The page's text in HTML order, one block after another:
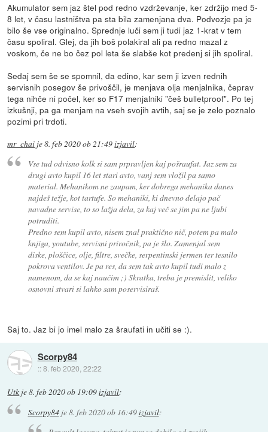
Akumulator sem jaz štel pod redno vzdrževanje, ker zdržijo med 5-
8 let, v času lastništva pa sta bila zamenjana dva. Podvozje pa je
bilo še vse originalno. Sprednje luči sem ji tudi jaz 1-krat v tem
času spoliral. Glej, da jih boš polakiral ali pa redno mazal z
voskom, če ne bo čez pol leta še slabše kot predenj si jih spoliral.
Sedaj sem še se spomnil, da edino, kar sem ji izven rednih
servisnih posegov še privoščil, je menjava olja menjalnika, čeprav
tega nihče ni počel, ker so F17 menjalniki "češ bulletproof". Po tej
izkušnji, pa ga menjam na vseh svojih avtih, saj se je zelo poznalo
pozimi pri trdoti.
mr_chai je8. feb 2020 ob 21:49izjavil:
Vse tud odvisno kolk si sam prpravljen kaj pošraufat. Jaz sem za
drugi avto kupil 16 let stari avto, vanj sem vložil pa samo
material. Mehanikom ne zaupam, ker dobrega mehanika danes
najdeš težje, kot tartufe. So mehaniki, ki dnevno delajo pač
navadne servise, to so lažja dela, za kaj več se jim pa ne ljubi
potruditi.
Predno sem kupil avto, nisem znal praktično nič, potem pa malo
knjiga, youtube, servisni priročnik, pa je šlo. Zamenjal sem
diske, ploščice, olje, filtre, svečke, serpentinski jermen ter tesnilo
pokrova ventilov. Je pa res, da sem tak avto kupil tudi malo z
namenom, da se kaj naučim ;) Skratka, treba je premislit, veliko
osnovni stvari si lahko sam poservisiraš.
Saj to. Jaz bi jo imel malo za šraufati in učiti se :).
Scorpy84
::8. feb 2020, 22:22
Utk je8. feb 2020 ob 19:09izjavil:
Scorpy84je8. feb 2020 ob 16:49izjavil: